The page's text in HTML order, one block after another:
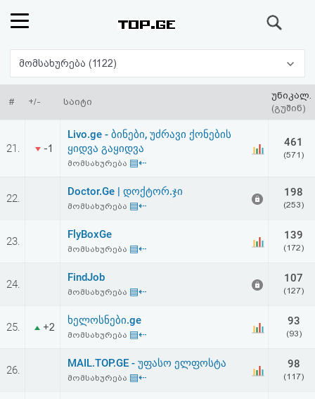
რეიტინგი
(მთავარი)
ფოსტა
პაროლის
აღდგენა
მომსახურება (1122)
# +/- საიტი
უნიკალ.
(გუშინ)
21. -1
Livo.ge - ბინები, უძრავი ქონების
ყიდვა გაყიდვა
მომსახურება ▤⇠
461
(571)
22.
Doctor.Ge | დოქტორ.ჯი
მომსახურება ▤⇠
198
(253)
23.
FlyBoxGe
მომსახურება ▤⇠
139
(172)
24.
FindJob
მომსახურება ▤⇠
107
(127)
25. +2
ხელოსნები.ge
მომსახურება ▤⇠
93
(93)
26.
MAIL.TOP.GE - უფასო ელფოსტა
მომსახურება ▤⇠
98
(117)